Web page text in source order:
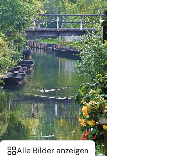
Alle Bilder anzeigen